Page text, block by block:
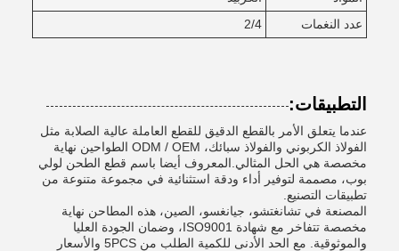
عدد النغمات
2/4
التطبيقات:
عندما يتعلق الأمر بالقطع الدقيق للقطع العاملة عالية الصلابة مثل
الفولاذ الكربوني والفولاذ سبائك، ODM / OEM الطواحين نهاية
مخصصة هي الحل المثالي.المعروف أيضا باسم قطع الطحن لولي
بوب، مصممة لتوفير أداء ودقة استثنائية في مجموعة متنوعة من
تطبيقات التصنيع.
المصنعة في تشانغتشو، جيانغسو، الصين، هذه المطاحن نهاية
مخصصة تتفاخر مع شهادة ISO9001، وضمان الجودة العليا
والموثوقية. مع الحد الأدنى للكمية الطلب من 5PCS والأسعار